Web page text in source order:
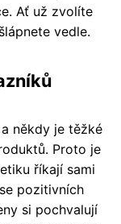
Ať už zvolíte
vedle.
někdy je těžké
Proto je
říkají sami
pozitivních
si pochvalují